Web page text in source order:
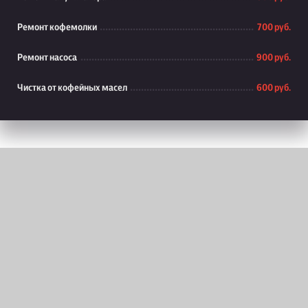
Ремонт кофемолки 700 руб.
Ремонт насоса 900 руб.
Чистка от кофейных масел 600 руб.